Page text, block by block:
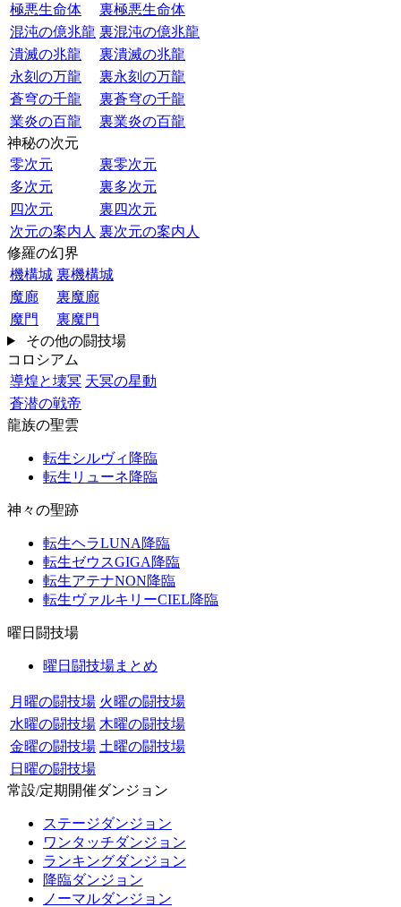
極悪生命体
裏極悪生命体
混沌の億兆龍 裏混沌の億兆龍
潰滅の兆龍
裏潰滅の兆龍
永刻の万龍
裏永刻の万龍
蒼穹の千龍
裏蒼穹の千龍
業炎の百龍
裏業炎の百龍
神秘の次元
零次元
裏零次元
多次元
裏多次元
四次元
裏四次元
次元の案内人 裏次元の案内人
修羅の幻界
機構城 裏機構城
魔廊
裏魔廊
魔門
裏魔門
その他の闘技場
コロシアム
導煌と壊冥 天冥の星動
蒼潜の戦帝
龍族の聖雲
転生シルヴィ降臨
転生リューネ降臨
神々の聖跡
転生ヘラLUNA降臨
転生ゼウスGIGA降臨
転生アテナNON降臨
転生ヴァルキリーCIEL降臨
曜日闘技場
曜日闘技場まとめ
月曜の闘技場 火曜の闘技場
水曜の闘技場 木曜の闘技場
金曜の闘技場 土曜の闘技場
日曜の闘技場
常設/定期開催ダンジョン
ステージダンジョン
ワンタッチダンジョン
ランキングダンジョン
降臨ダンジョン
ノーマルダンジョン